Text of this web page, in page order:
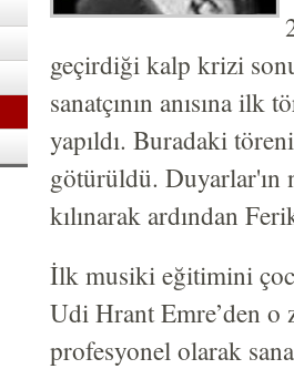
geçirdiği kalp krizi
sanatçının anısına ilk
yapıldı. Buradaki
götürüldü. Duyarlar'ın
kılınarak ardından
İlk musiki eğitimini
Udi Hrant Emre’den o
profesyonel olarak